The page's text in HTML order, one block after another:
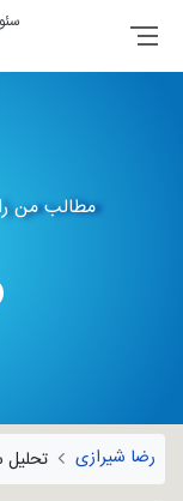
مطالب من
رضا شیرازی